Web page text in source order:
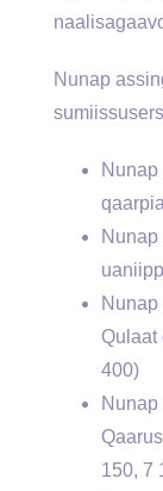
Nunap
Qulaat
400)
150, 7